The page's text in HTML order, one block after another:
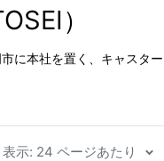
）
に本社を置く、キャスタ
表示: 24 ページあたり